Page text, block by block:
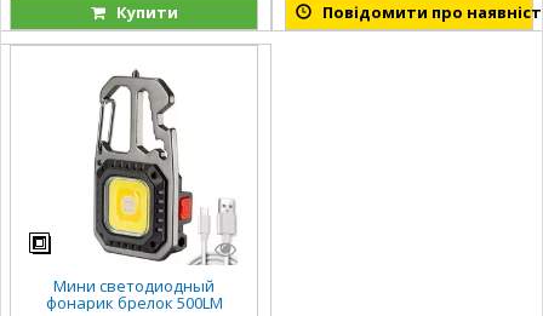
Купити Повідомити про
Мини светодиодный
фонарик брелок 500LM